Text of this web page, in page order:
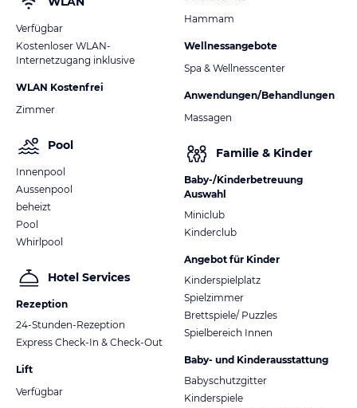
Verfügbar
Kostenloser WLAN-
Internetzugang inklusive
WLAN Kostenfrei
Zimmer
Pool
Innenpool
Aussenpool
beheizt
Pool
Whirlpool
Hotel Services
Rezeption
24-Stunden-Rezeption
Express Check-In & Check-Out
Lift
Verfügbar
Hammam
Wellnessangebote
Spa & Wellnesscenter
Anwendungen/Behandlungen
Massagen
Familie & Kinder
Baby-/Kinderbetreuung
Auswahl
Miniclub
Kinderclub
Angebot für Kinder
Kinderspielplatz
Spielzimmer
Brettspiele/ Puzzles
Spielbereich Innen
Baby- und Kinderausstattung
Babyschutzgitter
Kinderspiele